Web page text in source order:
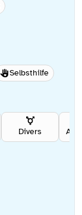
Selbsthilfe
Divers